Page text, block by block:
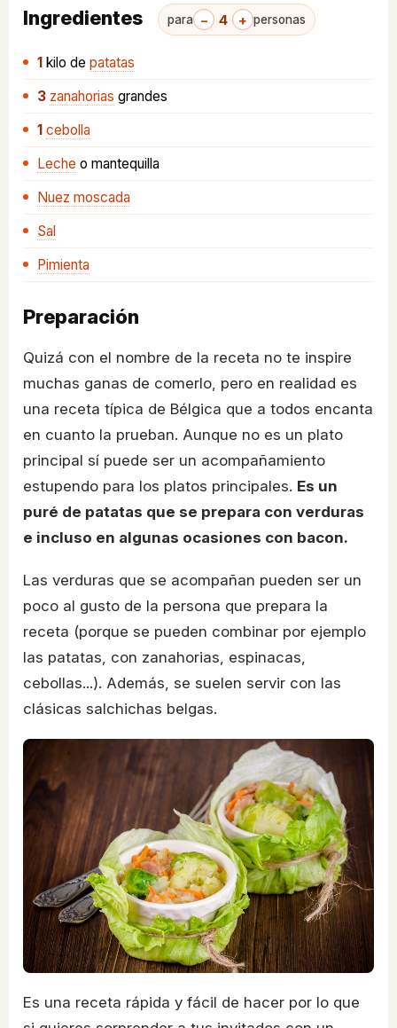
Ingredientes para − 4 + personas
1 kilo de patatas
3 zanahorias grandes
1 cebolla
Leche o mantequilla
Nuez moscada
Sal
Pimienta
Preparación
Quizá con el nombre de la receta no te inspire
muchas ganas de comerlo, pero en realidad es
una receta típica de Bélgica que a todos encanta
en cuanto la prueban. Aunque no es un plato
principal sí puede ser un acompañamiento
estupendo para los platos principales. Es un
puré de patatas que se prepara con verduras
e incluso en algunas ocasiones con bacon.
Las verduras que se acompañan pueden ser un
poco al gusto de la persona que prepara la
receta (porque se pueden combinar por ejemplo
las patatas, con zanahorias, espinacas,
cebollas...). Además, se suelen servir con las
clásicas salchichas belgas.
Es una receta rápida y fácil de hacer por lo que